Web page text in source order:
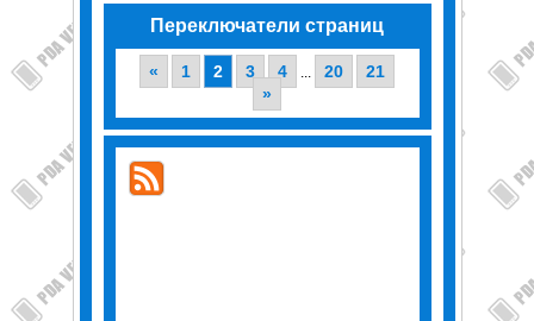
Переключатели страниц
« 1 2 3 4 ... 20
21
»